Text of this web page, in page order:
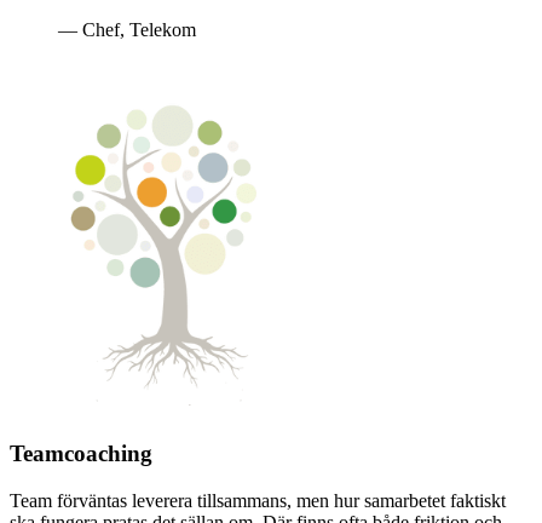
— Chef, Telekom
Teamcoaching
Team förväntas leverera tillsammans, men hur samarbetet faktiskt